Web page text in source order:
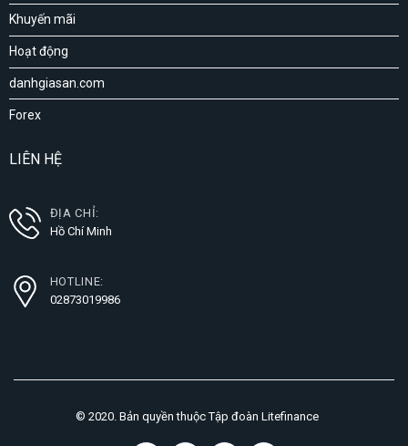
Khuyến mãi
Hoạt động
danhgiasan.com
Forex
LIÊN HỆ
ĐỊA CHỈ:
Hồ Chí Minh
HOTLINE:
02873019986
© 2020. Bản quyền thuộc Tập đoàn Litefinance